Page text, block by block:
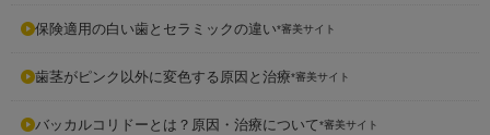
保険適用の白い歯とセラミックの違い*審美サイト
歯茎がピンク以外に変色する原因と治療*審美サイト
バッカルコリドーとは？原因・治療について*審美サイト